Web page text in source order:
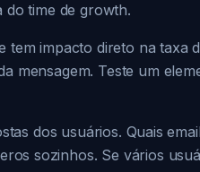
do time de growth.
tem impacto direto na taxa
mensagem. Teste um
dos usuários. Quais
sozinhos. Se vários